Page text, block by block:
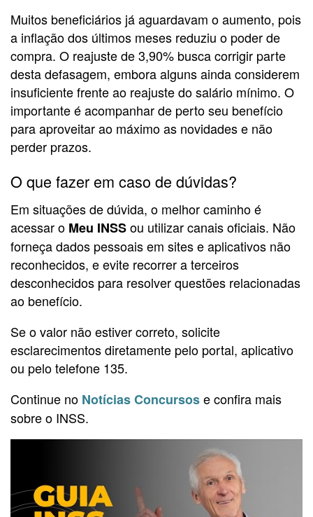
Muitos beneficiários já aguardavam o aumento, pois
a inflação dos últimos meses reduziu o poder de
compra. O reajuste de 3,90% busca corrigir parte
desta defasagem, embora alguns ainda considerem
insuficiente frente ao reajuste do salário mínimo. O
importante é acompanhar de perto seu benefício
para aproveitar ao máximo as novidades e não
perder prazos.
O que fazer em caso de dúvidas?
Em situações de dúvida, o melhor caminho é
acessar o Meu INSSou utilizar canais oficiais. Não
forneça dados pessoais em sites e aplicativos não
reconhecidos, e evite recorrer a terceiros
desconhecidos para resolver questões relacionadas
ao benefício.
Se o valor não estiver correto, solicite
esclarecimentos diretamente pelo portal, aplicativo
ou pelo telefone 135.
Continue no Notícias Concursose confira mais
sobre o INSS.